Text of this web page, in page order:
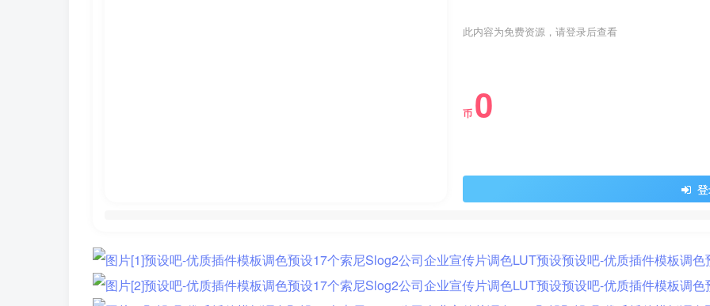
此内容为免费资源，请登录后查看
币 0